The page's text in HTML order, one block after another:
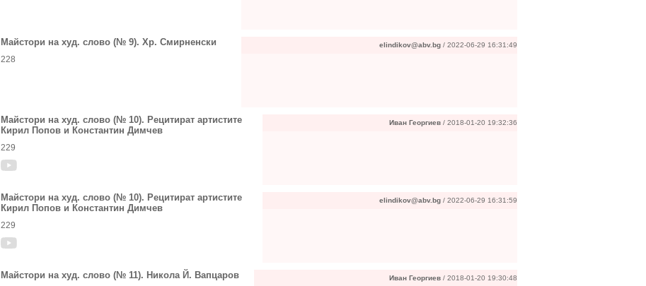
Майстори на худ. слово (№ 9). Хр. Смирненски
228
elindikov@abv.bg / 2022-06-29 16:31:49
Майстори на худ. слово (№ 10). Рецитират артистите
Кирил Попов и Константин Димчев
229
Иван Георгиев / 2018-01-20 19:32:36
Майстори на худ. слово (№ 10). Рецитират артистите
Кирил Попов и Константин Димчев
229
elindikov@abv.bg / 2022-06-29 16:31:59
Майстори на худ. слово (№ 11). Никола Й. Вапцаров Иван Георгиев / 2018-01-20 19:30:48